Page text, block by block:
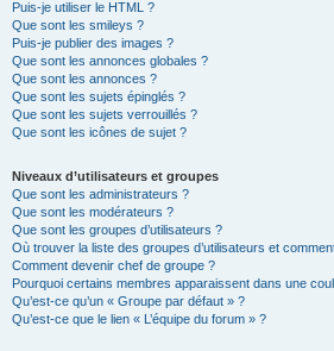
Puis-je utiliser le HTML ?
Que sont les smileys ?
Puis-je publier des images ?
Que sont les annonces globales ?
Que sont les annonces ?
Que sont les sujets épinglés ?
Que sont les sujets verrouillés ?
Que sont les icônes de sujet ?
Niveaux d’utilisateurs et groupes
Que sont les administrateurs ?
Que sont les modérateurs ?
Que sont les groupes d’utilisateurs ?
Où trouver la liste des groupes d’utilisateurs et
Comment devenir chef de groupe ?
Pourquoi certains membres apparaissent dans une
Qu’est-ce qu’un « Groupe par défaut » ?
Qu’est-ce que le lien « L’équipe du forum » ?